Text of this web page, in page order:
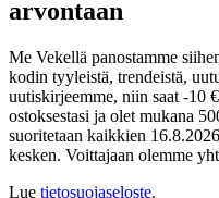
arvontaan
Me Vekellä panostamme
kodin tyyleistä, trendeistä,
uutiskirjeemme, niin saat -10
ostoksestasi ja olet mukana
suoritetaan kaikkien
kesken. Voittajaan olemme
Lue tietosuojaseloste.